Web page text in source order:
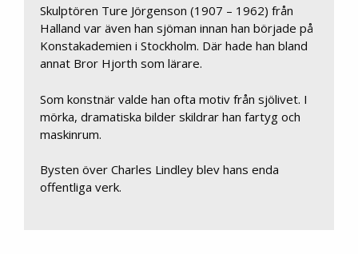
Skulptören Ture Jörgenson (1907 – 1962) från
Halland var även han sjöman innan han började på
Konstakademien i Stockholm. Där hade han bland
annat Bror Hjorth som lärare.
Som konstnär valde han ofta motiv från sjölivet. I
mörka, dramatiska bilder skildrar han fartyg och
maskinrum.
Bysten över Charles Lindley blev hans enda
offentliga verk.